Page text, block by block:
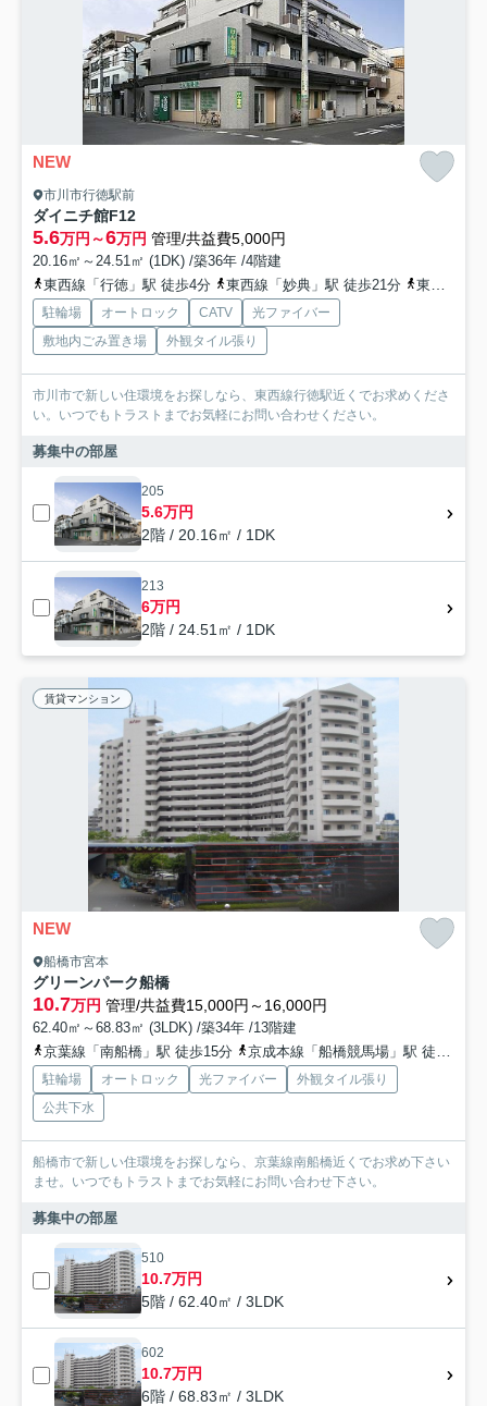
NEW
市川市行徳駅前
ダイニチ館F12
5.6万円～6万円 管理/共益費5,000円
20.16㎡～24.51㎡ (1DK) /築36年 /4階建
東西線「行徳」駅 徒歩4分
東西線「妙典」駅 徒歩21分 東西線「南行徳」駅 徒歩25分
駐輪場 オートロック CATV
光ファイバー
敷地内ごみ置き場
外観タイル張り
市川市で新しい住環境をお探しなら、東西線行徳駅近くでお求めくださ
い。いつでもトラストまでお気軽にお問い合わせください。
募集中の部屋
205
5.6万円
2階 / 20.16㎡ / 1DK
213
6万円
2階 / 24.51㎡ / 1DK
賃貸マンション
NEW
船橋市宮本
グリーンパーク船橋
10.7万円 管理/共益費15,000円～16,000円
62.40㎡～68.83㎡ (3LDK) /築34年 /13階建
京葉線「南船橋」駅 徒歩15分
京成本線「船橋競馬場」駅 徒歩6分
駐輪場 オートロック 光ファイバー
外観タイル張り
公共下水
船橋市で新しい住環境をお探しなら、京葉線南船橋近くでお求め下さい
ませ。いつでもトラストまでお気軽にお問い合わせ下さい。
募集中の部屋
510
10.7万円
5階 / 62.40㎡ / 3LDK
602
10.7万円
6階 / 68.83㎡ / 3LDK